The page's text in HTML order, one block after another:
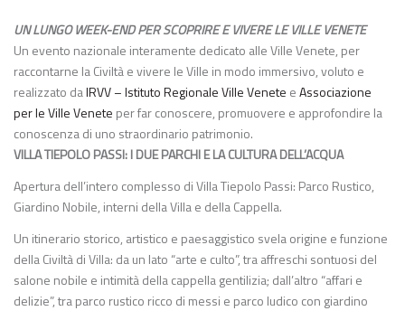
UN LUNGO WEEK-END PER SCOPRIRE E VIVERE LE VILLE VENETE
Un evento nazionale interamente dedicato alle Ville Venete, per
raccontarne la Civiltà e vivere le Ville in modo immersivo, voluto e
realizzato daIRVV – Istituto Regionale Ville Venete eAssociazione
per le Ville Venete per far conoscere, promuovere e approfondire la
conoscenza di uno straordinario patrimonio.
VILLA TIEPOLO PASSI: I DUE PARCHI E LA CULTURA DELL’ACQUA
Apertura dell’intero complesso di Villa Tiepolo Passi: Parco Rustico,
Giardino Nobile, interni della Villa e della Cappella.
Un itinerario storico, artistico e paesaggistico svela origine e funzione
della Civiltà di Villa: da un lato “arte e culto”, tra affreschi sontuosi del
salone nobile e intimità della cappella gentilizia; dall’altro “affari e
delizie”, tra parco rustico ricco di messi e parco ludico con giardino